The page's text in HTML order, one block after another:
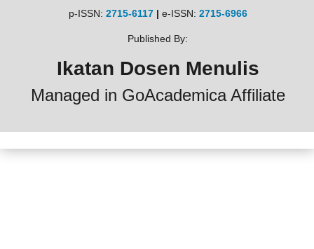
p-ISSN: 2715-6117| e-ISSN: 2715-6966
Published By:
Ikatan Dosen Menulis
Managed in GoAcademica Affiliate